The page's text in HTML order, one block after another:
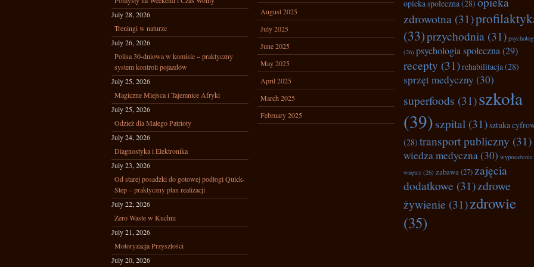
July 28, 2026
Treningi w naturze
July 26, 2026
Polisa 30-dniowa w komisie – praktyczny
system kontroli pojazdów
July 25, 2026
Magiczne Miejsca i Tajemnice Afryki
July 25, 2026
Odzież dla Małego Patrioty
July 24, 2026
Diagnostyka i Elektronika
July 23, 2026
Od starej posadzki do gotowej podłogi Quick-
Step – praktyczny plan realizacji
July 22, 2026
Zero Waste w Kuchni
July 21, 2026
Motoryzacja Przyszłości
July 20, 2026
August 2025
July 2025
June 2025
May 2025
April 2025
March 2025
February 2025
opieka społeczna(28)
zdrowotna (31)
(33)przychodnia (31)
(26) psychologia społeczna(29)
recepty (31)rehabilitacja(28)
sprzęt medyczny (30)
superfoods (31)szkoła
(39)szpital (31)sztuka
(28) transport publiczny (31)
wiedza medyczna(30) wyposażenie
wnętrz (26) zabawa(27) zajęcia
dodatkowe (31)zdrowe
żywienie (31)zdrowie
(35)